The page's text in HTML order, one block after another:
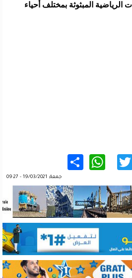
المبثوثة بمختلف أحياء
Facebook
Twitter
WhatsApp
جمعة, 19/03/2021 - 09:27